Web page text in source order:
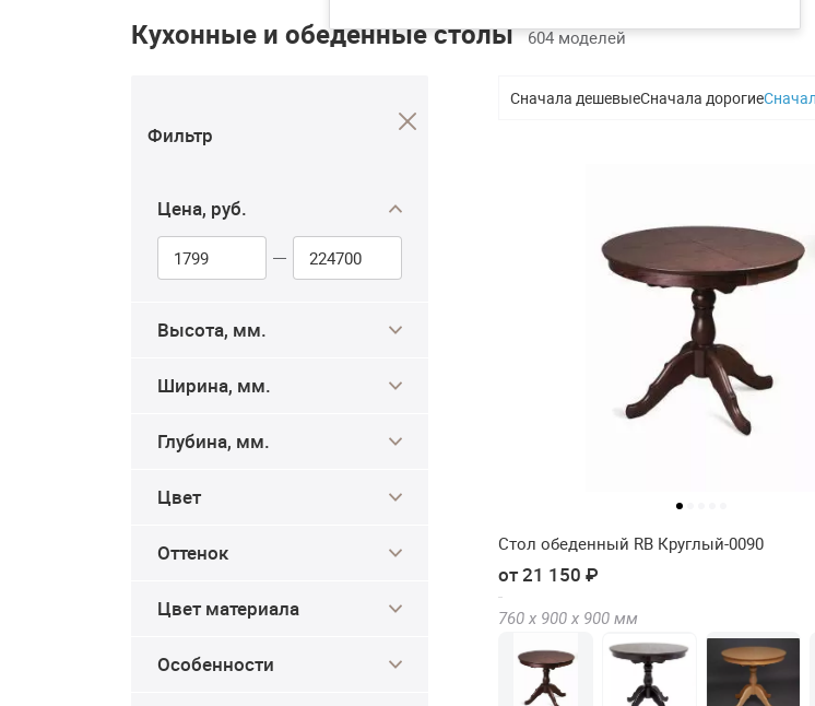
Кухонные и обеденные столы 604 моделей
Сначала дешевыеСначала дорогие
Стол обеденный RB Круглый-0090
от 21 150 ₽
760 х 900 х 900 мм
Фильтр
Цена, руб.
Высота, мм.
Ширина, мм.
Глубина, мм.
Цвет
Оттенок
Цвет материала
Особенности